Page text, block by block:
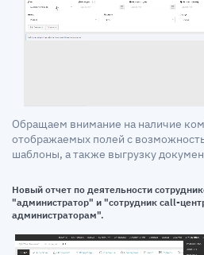
Обращаем внимание на наличие
отображаемых полей с
шаблоны, а также выгрузку
Новый отчет по деятельности
"администратор" и "сотрудник call-
администраторам".